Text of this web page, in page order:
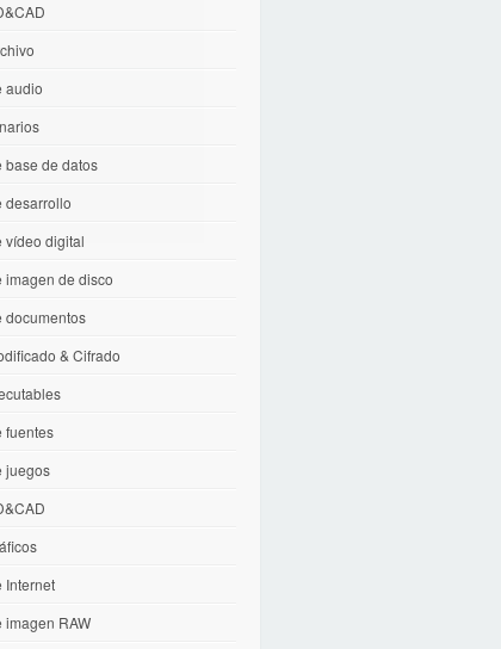
audio
base de datos
desarrollo
vídeo digital
imagen de disco
documentos
& Cifrado
fuentes
juegos
Internet
imagen RAW